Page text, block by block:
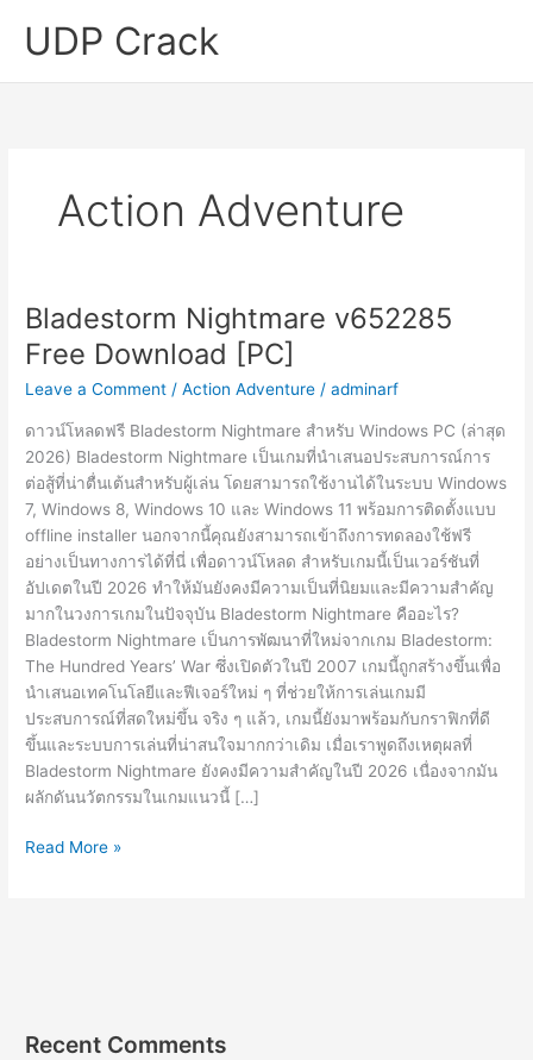
UDP Crack
Action Adventure
Bladestorm Nightmare v652285
Free Download [PC]
Leave a Comment /Action Adventure /adminarf
ดาวน์โหลดฟรี Bladestorm Nightmare สำหรับ Windows PC (ล่าสุด
2026) Bladestorm Nightmare เป็นเกมที่นำเสนอประสบการณ์การ
ต่อสู้ที่น่าตื่นเต้นสำหรับผู้เล่น โดยสามารถใช้งานได้ในระบบ Windows
7, Windows 8, Windows 10 และ Windows 11 พร้อมการติดตั้งแบบ
offline installer นอกจากนี้คุณยังสามารถเข้าถึงการทดลองใช้ฟรี
อย่างเป็นทางการได้ที่นี่ เพื่อดาวน์โหลด สำหรับเกมนี้เป็นเวอร์ชันที่
อัปเดตในปี 2026 ทำให้มันยังคงมีความเป็นที่นิยมและมีความสำคัญ
มากในวงการเกมในปัจจุบัน Bladestorm Nightmare คืออะไร?
Bladestorm Nightmare เป็นการพัฒนาที่ใหม่จากเกม Bladestorm:
The Hundred Years’ War ซึ่งเปิดตัวในปี 2007 เกมนี้ถูกสร้างขึ้นเพื่อ
นำเสนอเทคโนโลยีและฟีเจอร์ใหม่ ๆ ที่ช่วยให้การเล่นเกมมี
ประสบการณ์ที่สดใหม่ขึ้น จริง ๆ แล้ว, เกมนี้ยังมาพร้อมกับกราฟิกที่ดี
ขึ้นและระบบการเล่นที่น่าสนใจมากกว่าเดิม เมื่อเราพูดถึงเหตุผลที่
Bladestorm Nightmare ยังคงมีความสำคัญในปี 2026 เนื่องจากมัน
ผลักดันนวัตกรรมในเกมแนวนี้ […]
Bladestorm
Read More »
Recent Comments